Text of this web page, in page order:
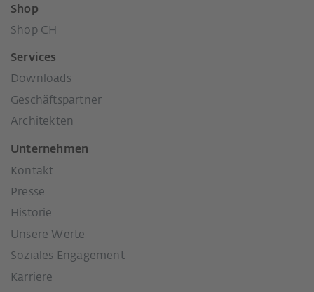
Shop
Shop CH
Services
Downloads
Geschäftspartner
Architekten
Unternehmen
Kontakt
Presse
Historie
Unsere Werte
Soziales Engagement
Karriere